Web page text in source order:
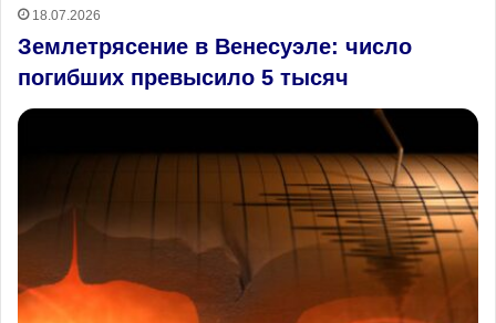
18.07.2026
Землетрясение в Венесуэле: число
погибших превысило 5 тысяч